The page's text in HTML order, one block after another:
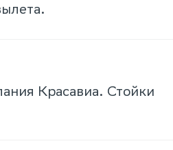
Красавиа. Стойки